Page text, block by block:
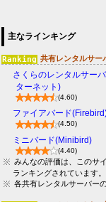
主なラインキング
共有レンタルサー
さくらのレンタルサー
ターネット)
(4.60)
ファイアバード
(4.50)
ミニバード(Minibird)
(4.40)
みんなの評価は、このサ
ランキングされています。
各共有レンタルサーバー